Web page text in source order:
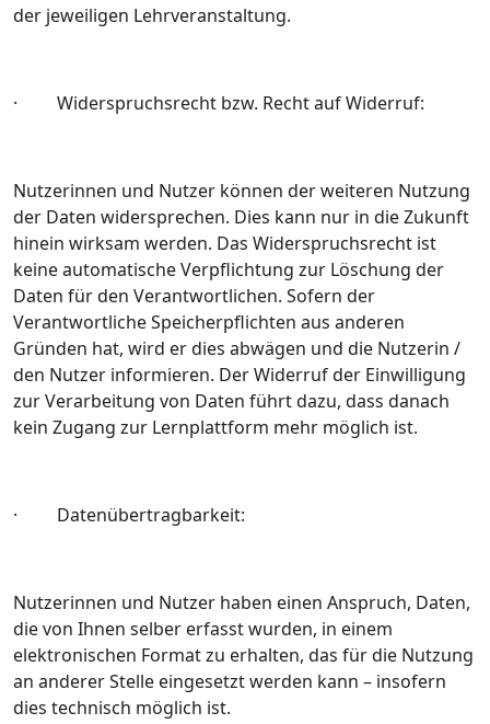
der jeweiligen Lehrveranstaltung.
· Widerspruchsrecht bzw. Recht auf Widerruf:
Nutzerinnen und Nutzer können der weiteren Nutzung
der Daten widersprechen. Dies kann nur in die Zukunft
hinein wirksam werden. Das Widerspruchsrecht ist
keine automatische Verpflichtung zur Löschung der
Daten für den Verantwortlichen. Sofern der
Verantwortliche Speicherpflichten aus anderen
Gründen hat, wird er dies abwägen und die Nutzerin /
den Nutzer informieren. Der Widerruf der Einwilligung
zur Verarbeitung von Daten führt dazu, dass danach
kein Zugang zur Lernplattform mehr möglich ist.
· Datenübertragbarkeit:
Nutzerinnen und Nutzer haben einen Anspruch, Daten,
die von Ihnen selber erfasst wurden, in einem
elektronischen Format zu erhalten, das für die Nutzung
an anderer Stelle eingesetzt werden kann – insofern
dies technisch möglich ist.